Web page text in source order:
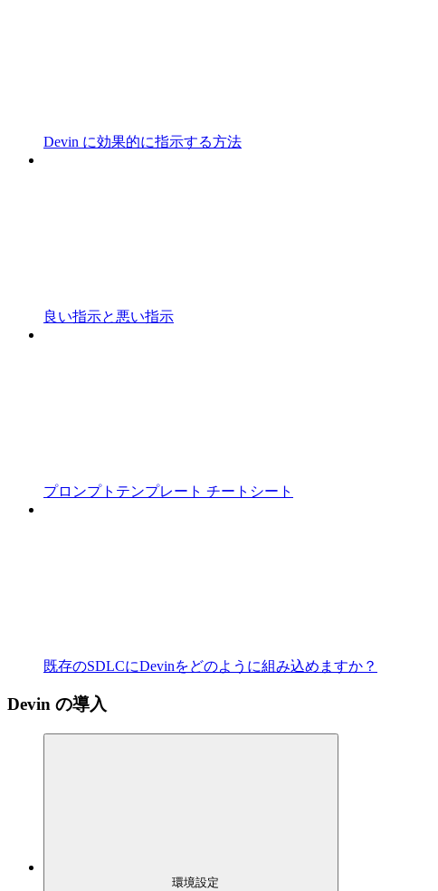
Devin に効果的に指示する方法
良い指示と悪い指示
プロンプトテンプレート チートシート
既存のSDLCにDevinをどのように組み込めますか？
Devin の導入
環境設定